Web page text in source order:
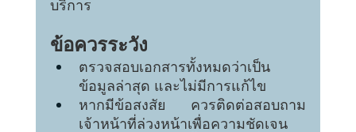
บริการ
ข้อควรระวัง
ตรวจสอบเอกสารทั้งหมดว่าเป็น
ข้อมูลล่าสุด และไม่มีการแก้ไข
หากมีข้อสงสัย ควรติดต่อสอบถาม
เจ้าหน้าที่ล่วงหน้าเพื่อความชัดเจน